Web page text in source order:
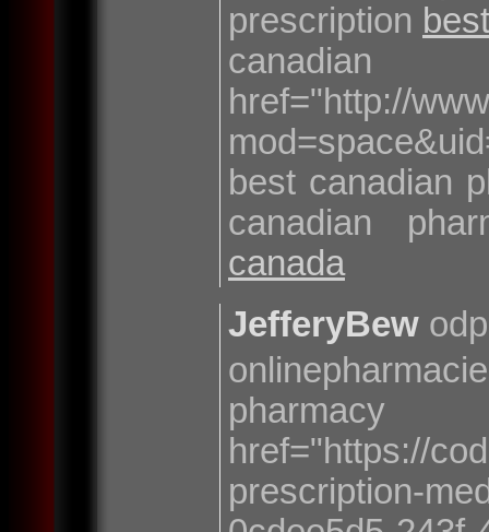
prescription
href="http://
best canadian
canadian
canada
JefferyBew
href="https://
prescription-